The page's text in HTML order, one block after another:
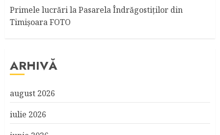
Primele lucrări la Pasarela Îndrăgostiţilor din
Timişoara FOTO
ARHIVĂ
august 2026
iulie 2026